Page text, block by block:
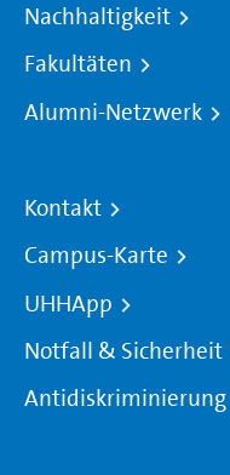
Nachhaltigkeit
Fakultäten
Alumni-Netzwerk
Kontakt
Campus-Karte
UHHApp
Notfall & Sicherheit
Antidiskriminierung